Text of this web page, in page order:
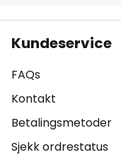
Kundeservice
FAQs
Kontakt
Betalingsmetoder
Sjekk ordrestatus